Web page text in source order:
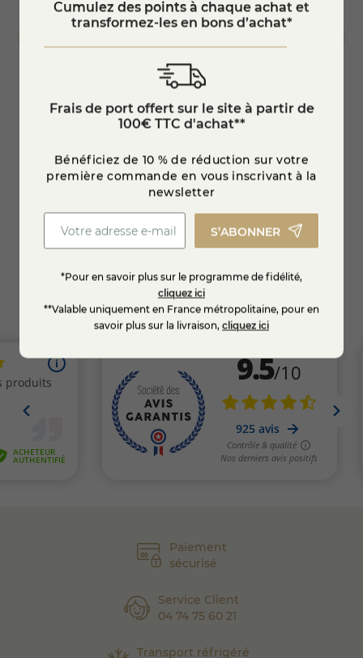
Plateau fromages "La luxure"
53,50 €
Ajouter au panier
Paiement
sécurisé
Service Client
04 74 75 60 21
Transport réfrigéré
Cumulez des points à chaque achat et
transformez-les en bons d’achat*
Frais de port offert sur le site à partir de
100€ TTC d'achat**
Bénéficiez de 10 % de réduction sur votre
première commande en vous inscrivant à la
newsletter
S’ABONNER
*Pour en savoir plus sur le programme de fidélité,
cliquez ici
**Valable uniquement en France métropolitaine, pour en
savoir plus sur la livraison, cliquez ici